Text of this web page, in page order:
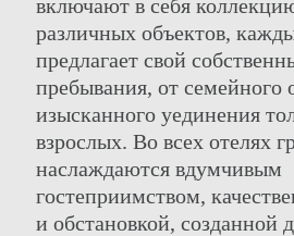
ПРЕДЛОЖЕНИЯ
ЭЛИКСИР СПА
СВАДЬБЫ
ДЕЯТЕЛЬНОСТЬ
ОНЛАЙН-РЕГИСТРАЦИИ
включают в себя
различных объектов,
предлагает свой
пребывания, от семейного
изысканного уединения
взрослых. Во всех отелях
наслаждаются вдумчивым
гостеприимством,
и обстановкой, созданной